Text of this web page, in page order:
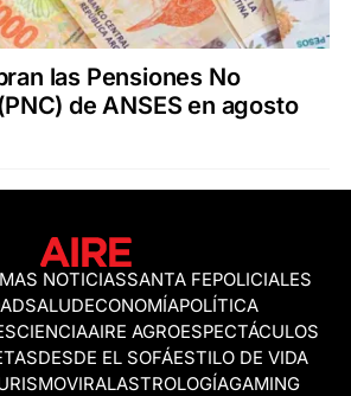
las Pensiones No
de ANSES en agosto
NOTICIASSANTA FEPOLICIALES
SALUDECONOMÍAPOLÍTICA
CIENCIAAIRE AGROESPECTÁCULOS
DESDE EL SOFÁESTILO DE VIDA
VIRALASTROLOGÍAGAMING